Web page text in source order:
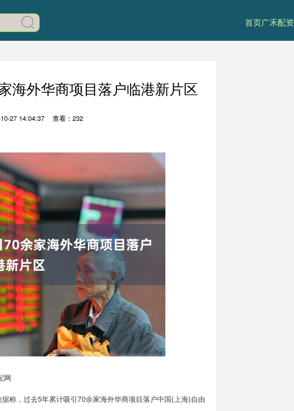
首页广禾配资
海外华商项目落户临港新片区
27 14:04:37 查看：232
网
，过去5年累计吸引70余家海外华商项目落户中国(上海)自由